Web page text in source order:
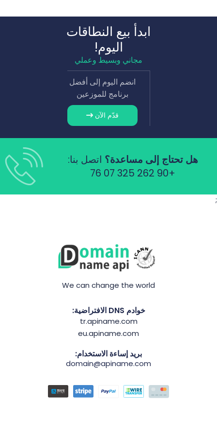
ابدأ بيع النطاقات
اليوم!
مجاني وبسيط وعملي
انضم اليوم إلى أفضل
برنامج للموزعين
قدّم الآن
هل تحتاج إلى مساعدة؟ اتصل بنا:
+90 262 325 07 76
;
We can change the world
خوادم DNS الافتراضية:
tr.apiname.com
eu.apiname.com
بريد إساءة الاستخدام:
domain@apiname.com